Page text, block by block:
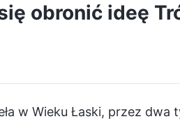
obronić ideę
w Wieku Łaski, przez dwa